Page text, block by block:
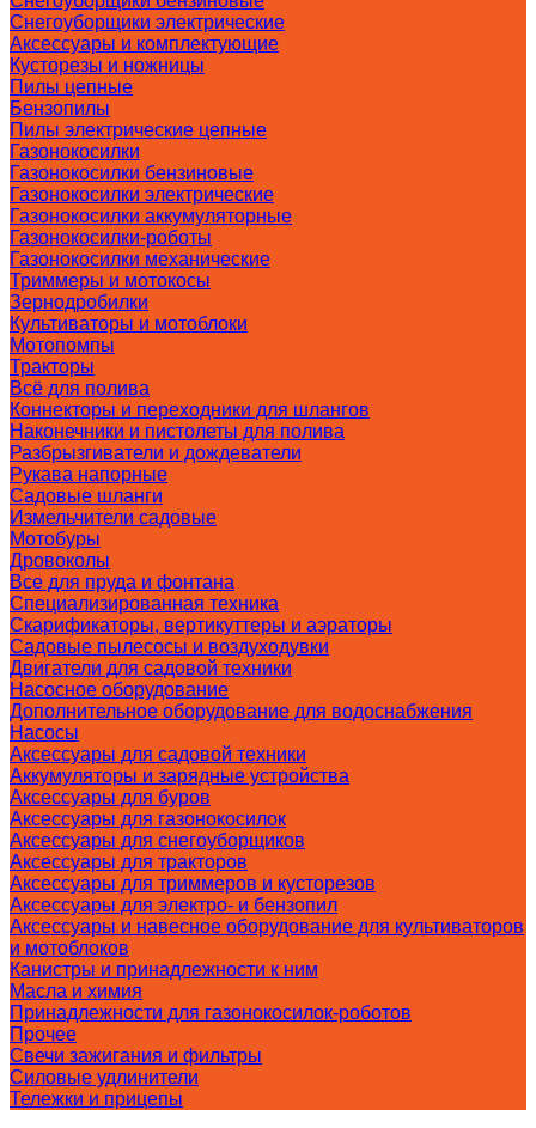
Снегоуборщики электрические
Аксессуары и комплектующие
Кусторезы и ножницы
Пилы цепные
Бензопилы
Пилы электрические цепные
Газонокосилки
Газонокосилки бензиновые
Газонокосилки электрические
Газонокосилки аккумуляторные
Газонокосилки-роботы
Газонокосилки механические
Триммеры и мотокосы
Зернодробилки
Культиваторы и мотоблоки
Мотопомпы
Тракторы
Всё для полива
Коннекторы и переходники для шлангов
Наконечники и пистолеты для полива
Разбрызгиватели и дождеватели
Рукава напорные
Садовые шланги
Измельчители садовые
Мотобуры
Дровоколы
Все для пруда и фонтана
Специализированная техника
Скарификаторы, вертикуттеры и аэраторы
Садовые пылесосы и воздуходувки
Двигатели для садовой техники
Насосное оборудование
Дополнительное оборудование для водоснабжения
Насосы
Аксессуары для садовой техники
Аккумуляторы и зарядные устройства
Аксессуары для буров
Аксессуары для газонокосилок
Аксессуары для снегоуборщиков
Аксессуары для тракторов
Аксессуары для триммеров и кусторезов
Аксессуары для электро- и бензопил
Аксессуары и навесное оборудование для культиваторов
и мотоблоков
Канистры и принадлежности к ним
Масла и химия
Принадлежности для газонокосилок-роботов
Прочее
Свечи зажигания и фильтры
Силовые удлинители
Тележки и прицепы